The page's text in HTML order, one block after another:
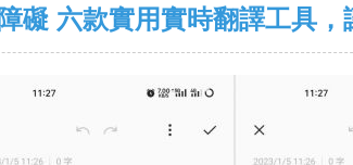
礙 六款實用實時翻譯工具